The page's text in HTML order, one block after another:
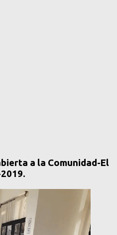
a la Comunidad-El